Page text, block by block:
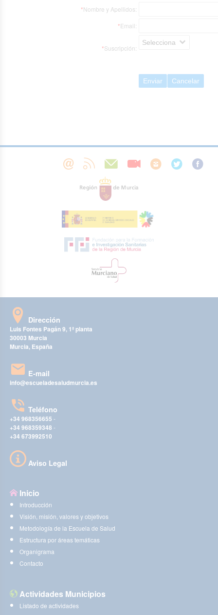
*Nombre y Apellidos:
*Email:
*Suscripción:
Selecciona
Enviar Cancelar
Dirección
Luis Fontes Pagán 9, 1ª planta
30003 Murcia
Murcia, España
E-mail
info@escueladesaludmurcia.es
Teléfono
+34 968356655 -
+34 968359348 -
+34 673992510
Aviso Legal
Inicio
Introducción
Visión, misión, valores y objetivos
Metodología de la Escuela de Salud
Estructura por áreas temáticas
Organigrama
Contacto
Actividades Municipios
Listado de actividades